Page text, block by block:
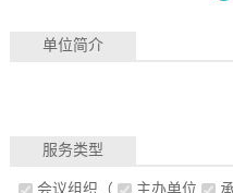
单位简介
服务类型
会议组织 （ 主办单位